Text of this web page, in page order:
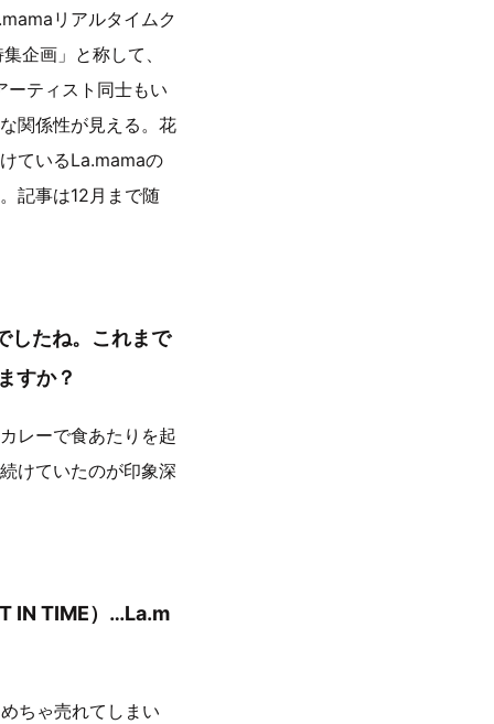
リアルタイムク
企画」と称して、
ーティスト同士もい
関係性が見える。花
ているLa.mamaの
記事は12月まで随
したね。これまで
すか？
レーで食あたりを起
けていたのが印象深
IN TIME）…La.m
ちゃ売れてしまい